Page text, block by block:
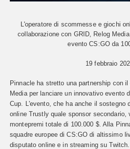
L'operatore di scommesse e giochi
collaborazione con GRID, Relog
evento CS:GO da
19 febbraio
Pinnacle ha stretto una partnership con
Media per lanciare un innovativo evento
Cup. L'evento, che ha anche il sostegno
online Trustly quale sponsor secondario,
montepremi totale di 100.000 $. Alla
squadre europee di CS:GO di altissimo
disputato online e in streaming su